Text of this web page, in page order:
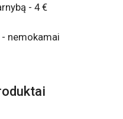
- 4 €
nemokamai